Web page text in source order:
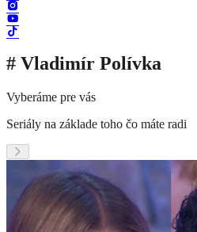
# Vladimír Polívka
Vyberáme pre vás
Seriály na základe toho čo máte radi